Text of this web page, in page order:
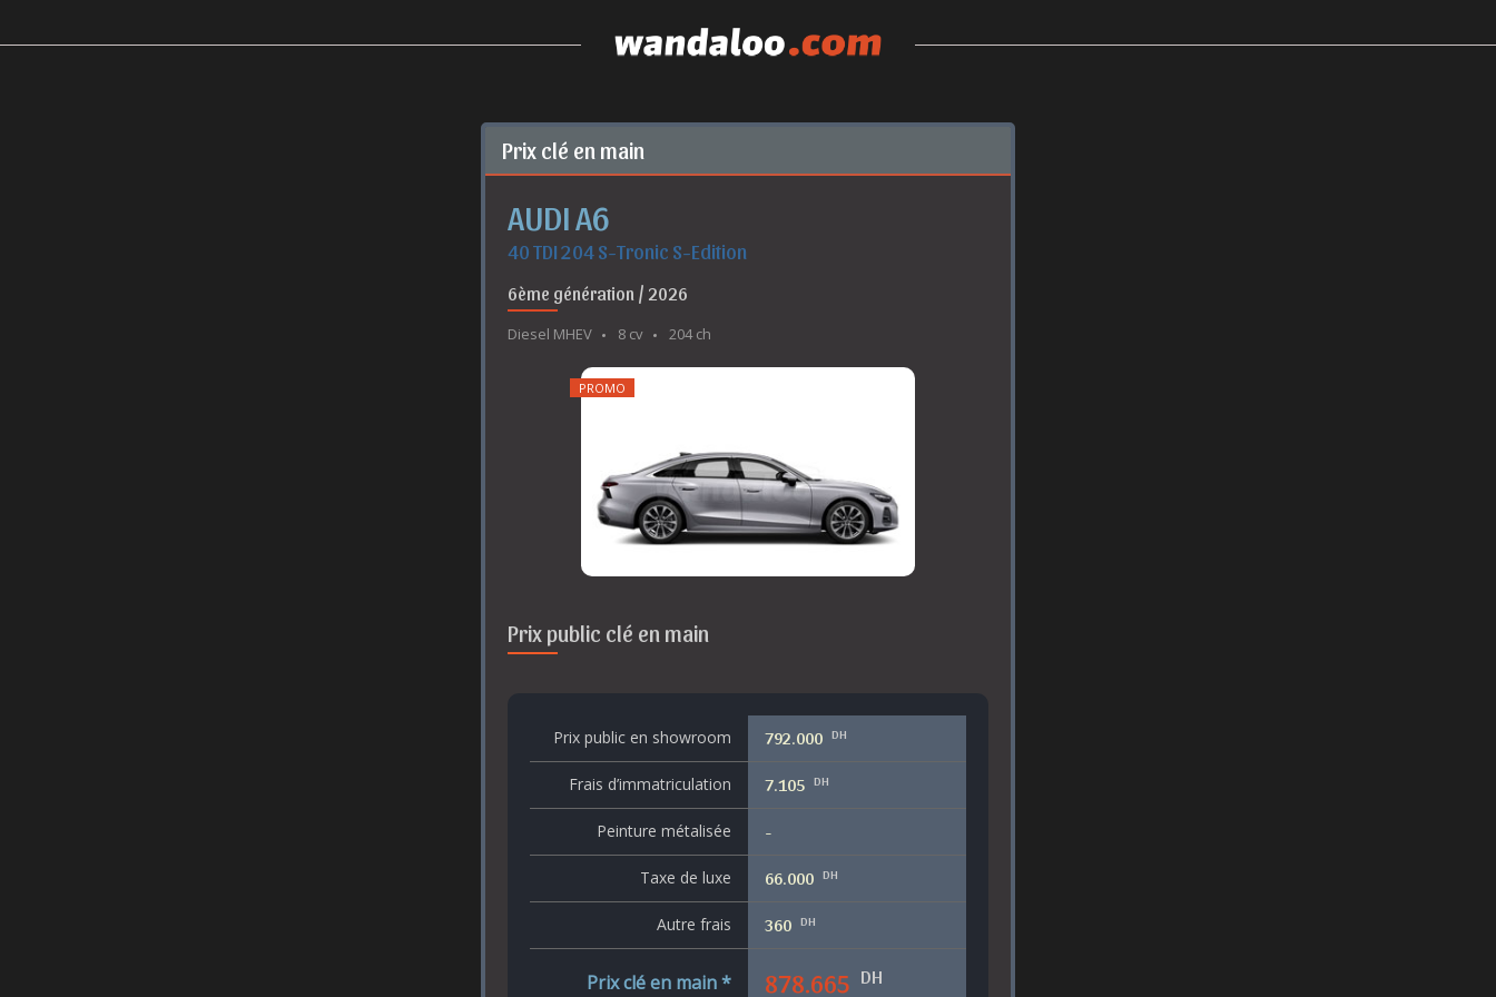
Prix clé en main
AUDI A6
40 TDI 204 S-Tronic S-Edition
6ème génération / 2026
Diesel MHEV 8 cv 204 ch
PROMO
Prix public clé en main
Prix public en showroom 792.000 DH
Frais d’immatriculation 7.105 DH
Peinture métalisée -
Taxe de luxe 66.000 DH
Autre frais 360 DH
Prix clé en main * 878.665 DH